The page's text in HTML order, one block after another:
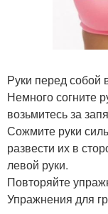
Руки перед собой
Немного согните
возьмитесь за
Сожмите руки
развести их в
левой руки.
Повторяйте
Упражнения для